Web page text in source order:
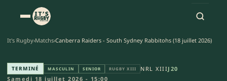
It's Rugby›Matchs›Canberra Raiders - South Sydney Rabbitohs (18 juillet 2026)
Canberra Raiders XIII -
TERMINÉ MASCULIN SENIOR RUGBY XIII NRL XIIIJ20
Samedi 18 juillet 2026 - 15:00